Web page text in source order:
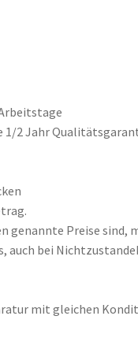
1/2 Jahr
genannte Preise sind,
auch bei
mit gleichen